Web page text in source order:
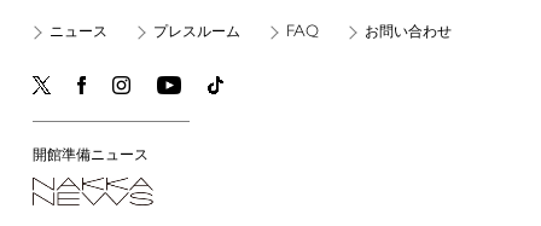
ニュース プレスルーム FAQ お問い合わせ
開館準備ニュース